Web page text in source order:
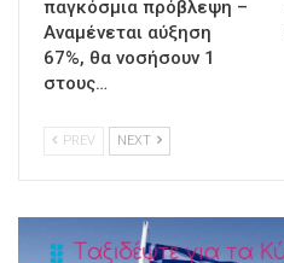
παγκόσμια πρόβλεψη –
Αναμένεται αύξηση
67%, θα νοσήσουν 1
στους…
PREV NEXT